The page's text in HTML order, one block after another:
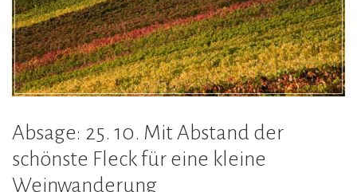
Absage: 25. 10. Mit Abstand der
schönste Fleck für eine kleine
Weinwanderung